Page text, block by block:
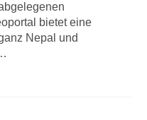
bietet eine
Nepal und